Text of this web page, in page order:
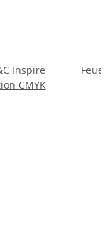
Inspire
CMYK